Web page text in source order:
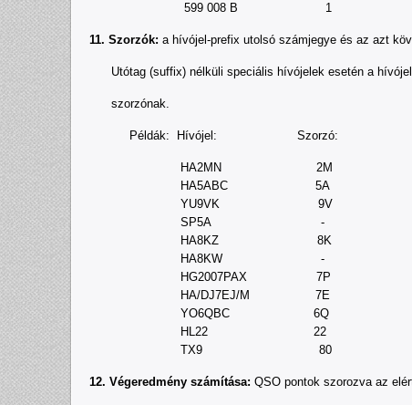
599 008 B 1
11. Szorzók: a hívójel-prefix utolsó számjegye és az azt
Utótag (suffix) nélküli speciális hívójelek esetén a
szorzónak.
Példák: Hívójel: Szorzó:
HA2MN 2M
HA5ABC 5A
YU9VK 9V
SP5A -
HA8KZ 8K
HA8KW -
HG2007PAX 7P
HA/DJ7EJ/M 7E
YO6QBC 6Q
HL22 22
TX9 80
12. Végeredmény számítása: QSO pontok szorozva az